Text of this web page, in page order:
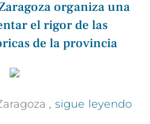
organiza una
el rigor de las
de la provincia
, sigue leyendo